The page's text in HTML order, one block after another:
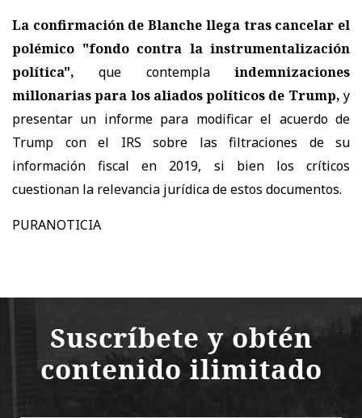
La confirmación de Blanche llega tras cancelar el
polémico "fondo contra la instrumentalización
política", que contempla indemnizaciones
millonarias para los aliados políticos de Trump, y
presentar un informe para modificar el acuerdo de
Trump con el IRS sobre las filtraciones de su
información fiscal en 2019, si bien los críticos
cuestionan la relevancia jurídica de estos documentos.
PURANOTICIA